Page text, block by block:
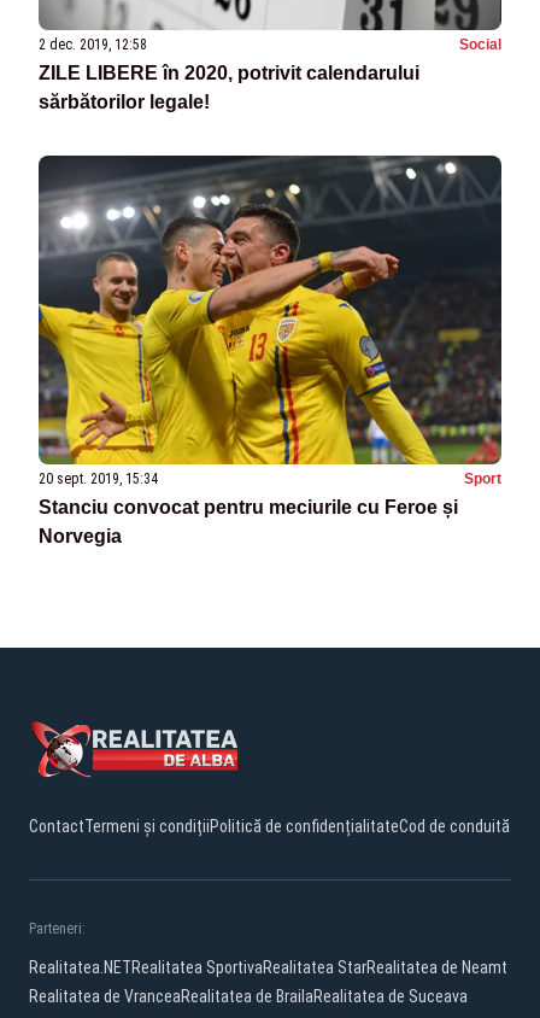
2 dec. 2019, 12:58 Social
ZILE LIBERE în 2020, potrivit calendarului
sărbătorilor legale!
20 sept. 2019, 15:34 Sport
Stanciu convocat pentru meciurile cu Feroe și
Norvegia
ContactTermeni și condițiiPolitică de confidențialitateCod de conduită
Parteneri:
Realitatea.NETRealitatea SportivaRealitatea StarRealitatea de Neamt
Realitatea de VranceaRealitatea de BrailaRealitatea de Suceava